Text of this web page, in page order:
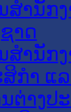
ສໍານັກ
າດ
ສຳນັກ
ກຳ ແ
ຕ່າງປ